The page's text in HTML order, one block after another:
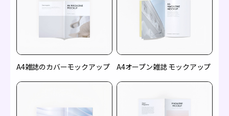
A4雑誌のカバーモックアップ A4オープン雑誌 モックアップ